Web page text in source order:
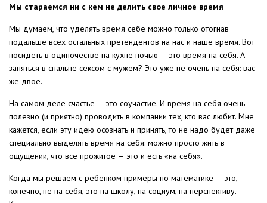
Мы стараемся ни с кем не делить свое личное время
Мы думаем, что уделять время себе можно только отогнав
подальше всех остальных претендентов на нас и наше время. Вот
посидеть в одиночестве на кухне ночью — это время на себя. А
заняться в спальне сексом с мужем? Это уже не очень на себя: вас
же двое.
На самом деле счастье — это соучастие. И время на себя очень
полезно (и приятно) проводить в компании тех, кто вас любит. Мне
кажется, если эту идею осознать и принять, то не надо будет даже
специально выделять время на себя: можно просто жить в
ощущении, что все прожитое — это и есть «на себя».
Когда мы решаем с ребенком примеры по математике — это,
конечно, не на себя, это на школу, на социум, на перспективу.